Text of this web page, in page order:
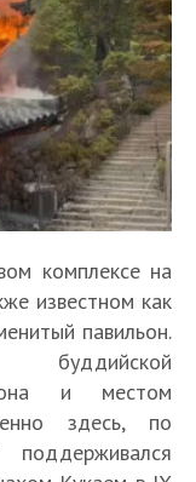
комплексе на
известном как
павильон.
и местом
здесь, по